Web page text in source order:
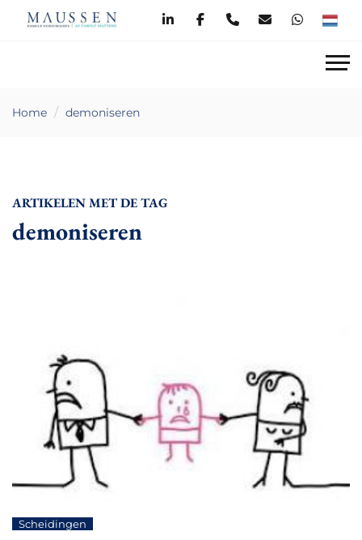
Home demoniseren
ARTIKELEN MET DE TAG
demoniseren
Scheidingen